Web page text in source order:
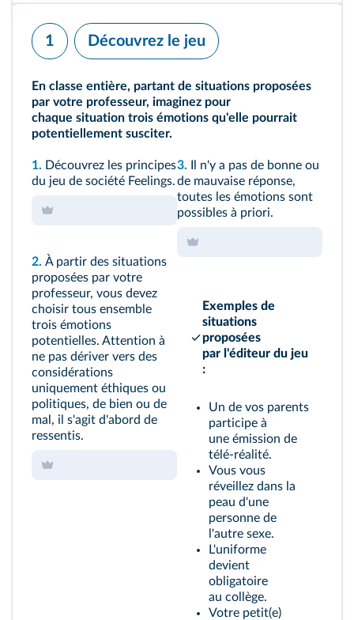
1 Découvrez le jeu
En classe entière, partant de situations proposées
par votre professeur, imaginez pour
chaque situation trois émotions qu'elle pourrait
potentiellement susciter.
1. Découvrez les principes
du jeu de société Feelings.
2. À partir des situations
proposées par votre
professeur, vous devez
choisir tous ensemble
trois émotions
potentielles. Attention à
ne pas dériver vers des
considérations
uniquement éthiques ou
politiques, de bien ou de
mal, il s'agit d'abord de
ressentis.
3.
Il n'y a pas de bonne ou
de mauvaise réponse,
toutes les émotions sont
possibles à priori.
Exemples de
situations
proposées
par l'éditeur du jeu
:
Un de vos parents
participe à
une émission de
télé-réalité.
Vous vous
réveillez dans la
peau d'une
personne de
l'autre sexe.
L'uniforme
devient
obligatoire
au collège.
Votre petit(e)